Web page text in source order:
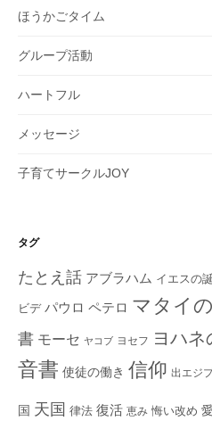
ほうかごタイム
グループ活動
ハートフル
メッセージ
子育てサークルJOY
タグ
たとえ話 アブラハム イエスの
ビデ パウロ ペテロ マタイ
書 モーセ ヤコブ ヨセフ ヨハネ
音書 使徒の働き 信仰 出エジ
国 天国 律法 復活 恵み 悔い改め 愛